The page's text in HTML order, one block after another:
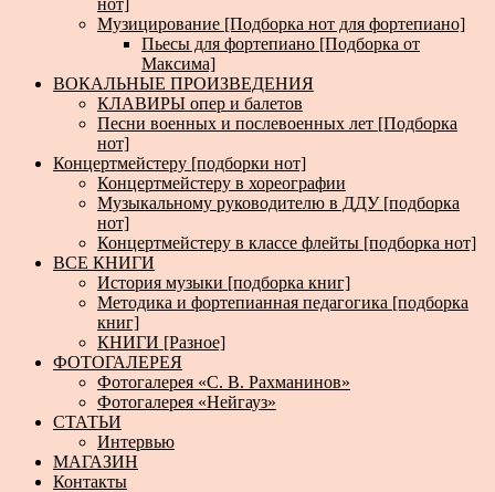
Музицирование [Подборка нот для фортепиано]
Пьесы для фортепиано [Подборка от
Максима]
ВОКАЛЬНЫЕ ПРОИЗВЕДЕНИЯ
КЛАВИРЫ опер и балетов
Песни военных и послевоенных лет [Подборка
нот]
Концертмейстеру [подборки нот]
Концертмейстеру в хореографии
Музыкальному руководителю в ДДУ [подборка
нот]
Концертмейстеру в классе флейты [подборка нот]
ВСЕ КНИГИ
История музыки [подборка книг]
Методика и фортепианная педагогика [подборка
книг]
КНИГИ [Разное]
ФОТОГАЛЕРЕЯ
Фотогалерея «С. В. Рахманинов»
Фотогалерея «Нейгауз»
СТАТЬИ
Интервью
МАГАЗИН
Контакты